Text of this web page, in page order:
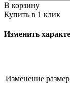
В корзину
Купить в 1 клик
Изменить
Изменение